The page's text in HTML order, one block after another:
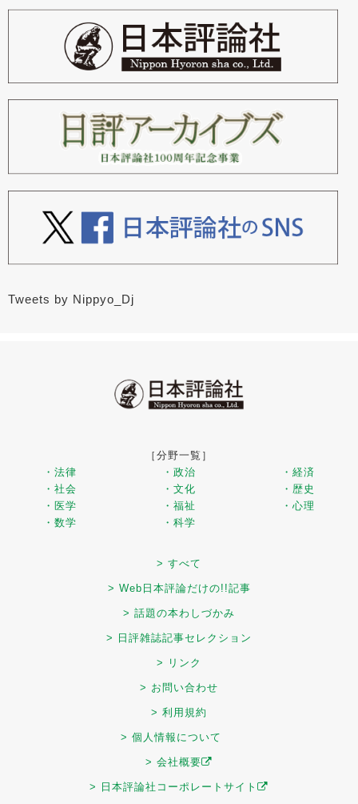
Tweets by Nippyo_Dj
［分野一覧］
・法律
・政治
・経済
・社会
・文化
・歴史
・医学
・福祉
・心理
・数学
・科学
> すべて
> Web日本評論だけの!!記事
> 話題の本わしづかみ
> 日評雑誌記事セレクション
> リンク
> お問い合わせ
> 利用規約
> 個人情報について
> 会社概要
> 日本評論社コーポレートサイト